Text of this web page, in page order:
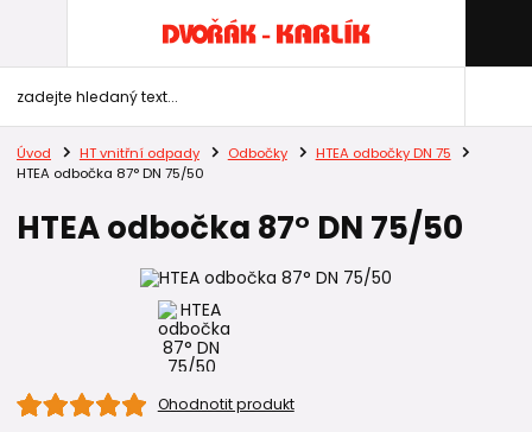
Úvod HT vnitřní odpady Odbočky
HTEA odbočky DN 75
HTEA odbočka 87° DN 75/50
HTEA odbočka 87° DN 75/50
Ohodnotit produkt